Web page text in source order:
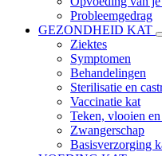
Probleemgedrag
GEZONDHEID KAT
Ziektes
Symptomen
Behandelingen
Sterilisatie en
Vaccinatie kat
Teken, vlooien en
Zwangerschap
Basisverzorging